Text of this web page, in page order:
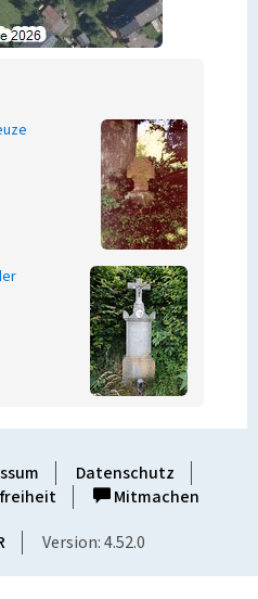
Datenschutz
Mitmachen
Version: 4.52.0